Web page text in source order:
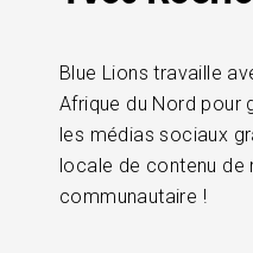
Blue Lions travaille
Afrique du Nord pour
les médias sociaux
locale de contenu de
communautaire !